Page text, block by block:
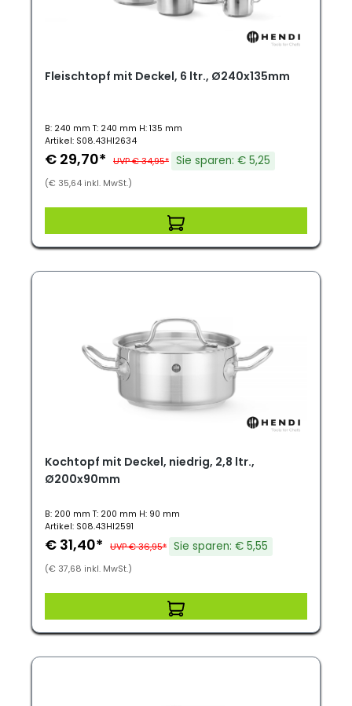
Fleischtopf mit Deckel, 6 ltr., Ø240x135mm
B: 240 mm T: 240 mm H: 135 mm
Artikel: S08.43HI2634
€ 29,70* UVP € 34,95* Sie sparen: € 5,25
(€ 35,64 inkl. MwSt.)
Kochtopf mit Deckel, niedrig, 2,8 ltr.,
Ø200x90mm
B: 200 mm T: 200 mm H: 90 mm
Artikel: S08.43HI2591
€ 31,40* UVP € 36,95* Sie sparen: € 5,55
(€ 37,68 inkl. MwSt.)